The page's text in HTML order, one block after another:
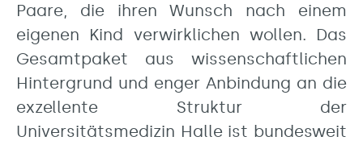
Paare, die ihren Wunsch nach einem
eigenen Kind verwirklichen wollen. Das
Gesamtpaket aus wissenschaftlichen
Hintergrund und enger Anbindung an die
exzellente Struktur der
Universitätsmedizin Halle ist bundesweit